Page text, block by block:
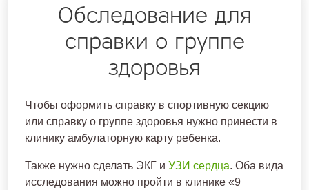
Обследование для
справки о группе
здоровья
Чтобы оформить справку в спортивную секцию
или справку о группе здоровья нужно принести в
клинику амбулаторную карту ребенка.
Также нужно сделать ЭКГ и УЗИ сердца. Оба вида
исследования можно пройти в клинике «9